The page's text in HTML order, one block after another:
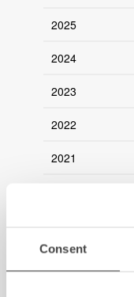
Consent
2025
2024
2023
2022
2021
2018